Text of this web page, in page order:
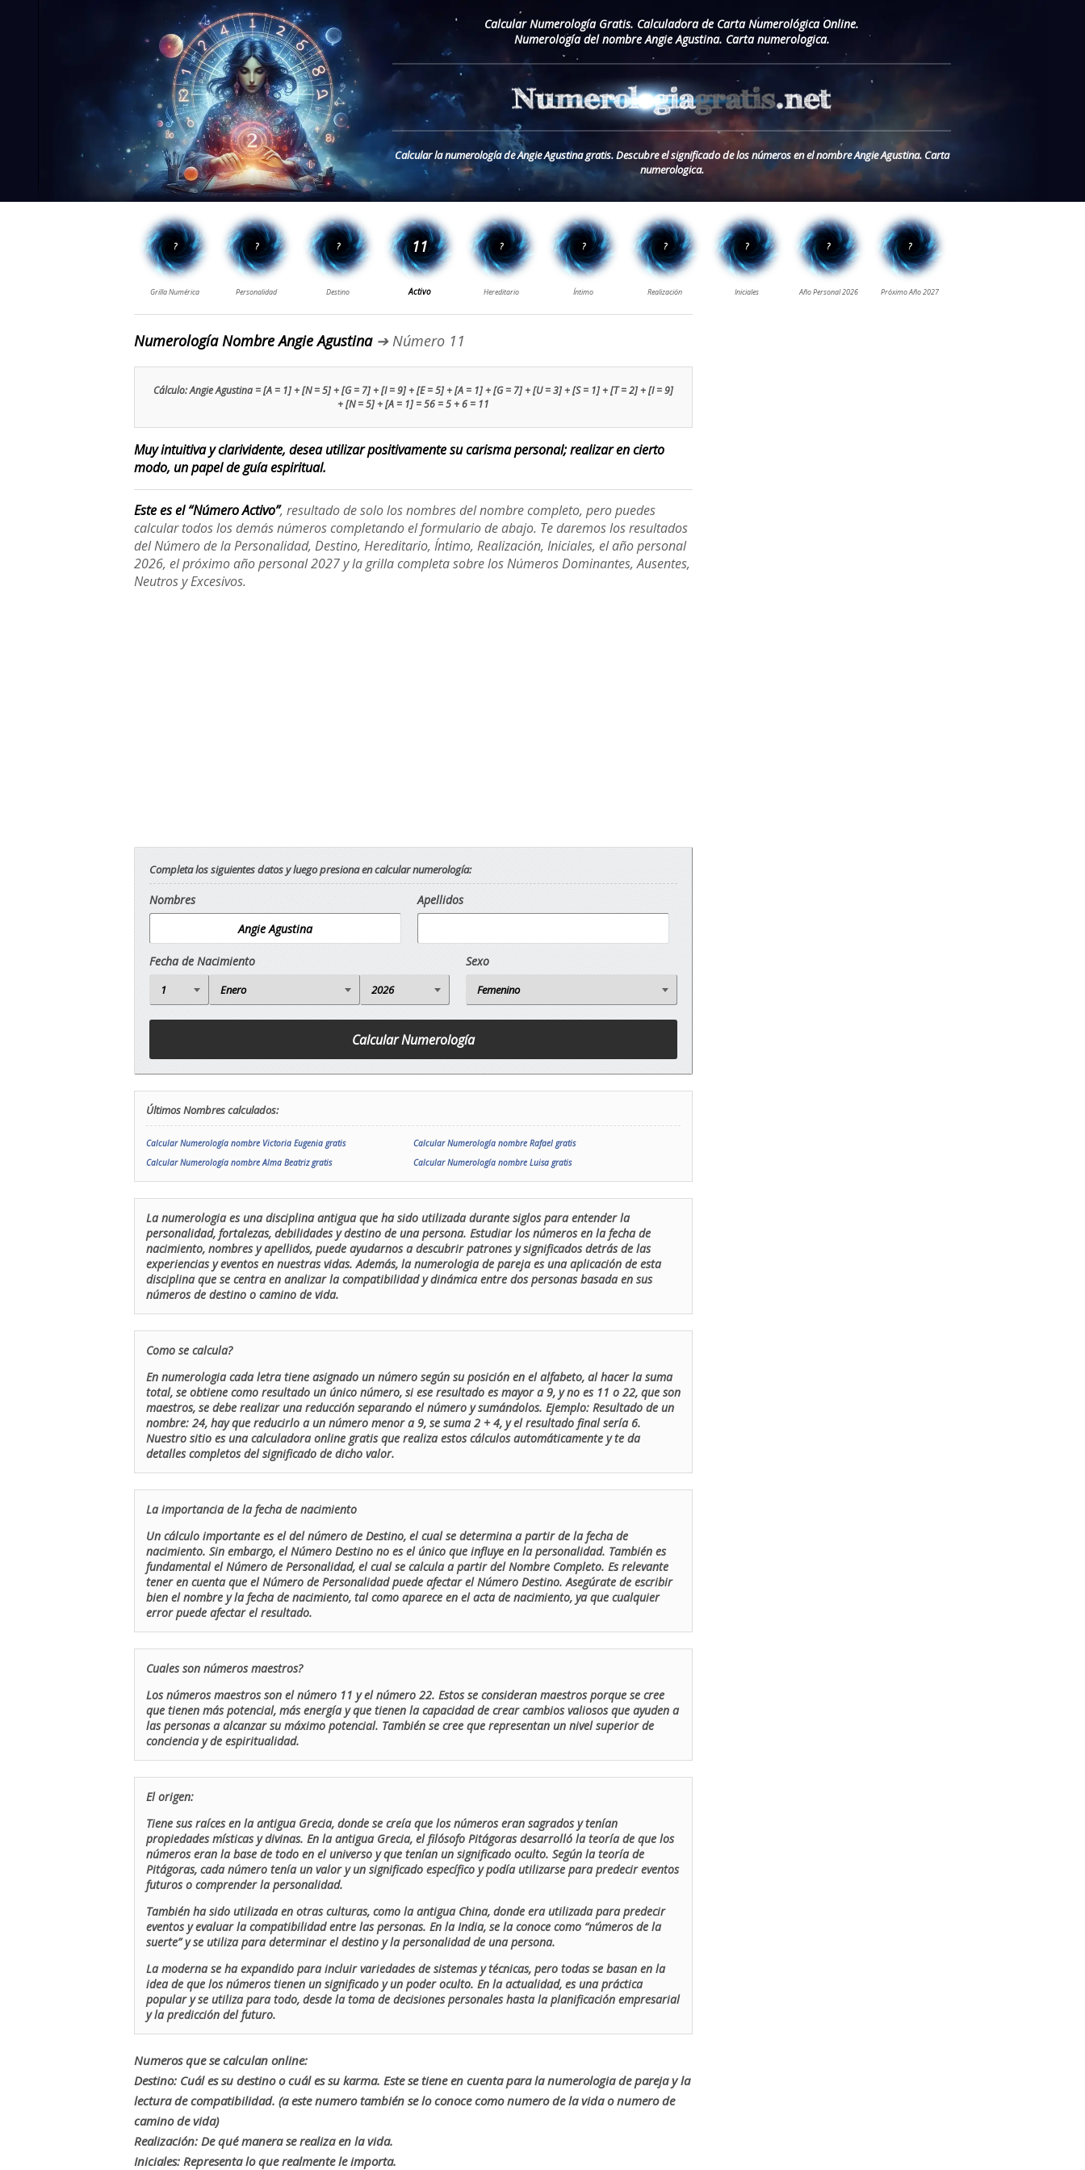
Calcular Numerología Gratis. Calculadora de Carta Numerológica Online.
Numerología del nombre Angie Agustina. Carta numerologica.
Calcular la numerología de Angie Agustina gratis. Descubre el significado de los números en el nombre Angie Agustina. Carta
numerologica.
Numerología Nombre Angie Agustina➔ Número 11
Cálculo: Angie Agustina = [A = 1] + [N = 5] + [G = 7] + [I = 9] + [E = 5] + [A = 1] + [G = 7] + [U = 3] + [S = 1] + [T = 2] + [I = 9]
+ [N = 5] + [A = 1] = 56 = 5 + 6 = 11
Muy intuitiva y clarividente, desea utilizar positivamente su carisma personal; realizar en cierto
modo, un papel de guía espiritual.
Este es el “Número Activo”, resultado de solo los nombres del nombre completo, pero puedes
calcular todos los demás números completando el formulario de abajo. Te daremos los resultados
del Número de la Personalidad, Destino, Hereditario, Íntimo, Realización, Iniciales, el año personal
2026, el próximo año personal 2027 y la grilla completa sobre los Números Dominantes, Ausentes,
Neutros y Excesivos.
Completa los siguientes datos y luego presiona en calcular numerología:
Nombres Apellidos
Fecha de Nacimiento Sexo
Últimos Nombres calculados:
Calcular Numerología nombre Victoria Eugenia gratis
Calcular Numerología nombre Rafael gratis
Calcular Numerología nombre Alma Beatriz gratis
Calcular Numerología nombre Luisa gratis
La numerologia es una disciplina antigua que ha sido utilizada durante siglos para entender la
personalidad, fortalezas, debilidades y destino de una persona. Estudiar los números en la fecha de
nacimiento, nombres y apellidos, puede ayudarnos a descubrir patrones y significados detrás de las
experiencias y eventos en nuestras vidas. Además, la numerologia de pareja es una aplicación de esta
disciplina que se centra en analizar la compatibilidad y dinámica entre dos personas basada en sus
números de destino o camino de vida.
Como se calcula?
En numerologia cada letra tiene asignado un número según su posición en el alfabeto, al hacer la suma
total, se obtiene como resultado un único número, si ese resultado es mayor a 9, y no es 11 o 22, que son
maestros, se debe realizar una reducción separando el número y sumándolos. Ejemplo: Resultado de un
nombre: 24, hay que reducirlo a un número menor a 9, se suma 2 + 4, y el resultado final sería 6.
Nuestro sitio es una calculadora online gratis que realiza estos cálculos automáticamente y te da
detalles completos del significado de dicho valor.
La importancia de la fecha de nacimiento
Un cálculo importante es el del número de Destino, el cual se determina a partir de la fecha de
nacimiento. Sin embargo, el Número Destino no es el único que influye en la personalidad. También es
fundamental el Número de Personalidad, el cual se calcula a partir del Nombre Completo. Es relevante
tener en cuenta que el Número de Personalidad puede afectar el Número Destino. Asegúrate de escribir
bien el nombre y la fecha de nacimiento, tal como aparece en el acta de nacimiento, ya que cualquier
error puede afectar el resultado.
Cuales son números maestros?
Los números maestros son el número 11 y el número 22. Estos se consideran maestros porque se cree
que tienen más potencial, más energía y que tienen la capacidad de crear cambios valiosos que ayuden a
las personas a alcanzar su máximo potencial. También se cree que representan un nivel superior de
conciencia y de espiritualidad.
El origen:
Tiene sus raíces en la antigua Grecia, donde se creía que los números eran sagrados y tenían
propiedades místicas y divinas. En la antigua Grecia, el filósofo Pitágoras desarrolló la teoría de que los
números eran la base de todo en el universo y que tenían un significado oculto. Según la teoría de
Pitágoras, cada número tenía un valor y un significado específico y podía utilizarse para predecir eventos
futuros o comprender la personalidad.
También ha sido utilizada en otras culturas, como la antigua China, donde era utilizada para predecir
eventos y evaluar la compatibilidad entre las personas. En la India, se la conoce como “números de la
suerte” y se utiliza para determinar el destino y la personalidad de una persona.
La moderna se ha expandido para incluir variedades de sistemas y técnicas, pero todas se basan en la
idea de que los números tienen un significado y un poder oculto. En la actualidad, es una práctica
popular y se utiliza para todo, desde la toma de decisiones personales hasta la planificación empresarial
y la predicción del futuro.
Numeros que se calculan online:
Destino: Cuál es su destino o cuál es su karma. Este se tiene en cuenta para la numerologia de pareja y la
lectura de compatibilidad. (a este numero también se lo conoce como numero de la vida o numero de
camino de vida)
Realización: De qué manera se realiza en la vida.
Iniciales: Representa lo que realmente le importa.